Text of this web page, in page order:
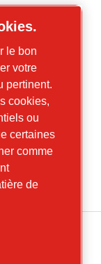
sur nos
le bon
votre
pertinent.
cookies,
ou
certaines
comme
de